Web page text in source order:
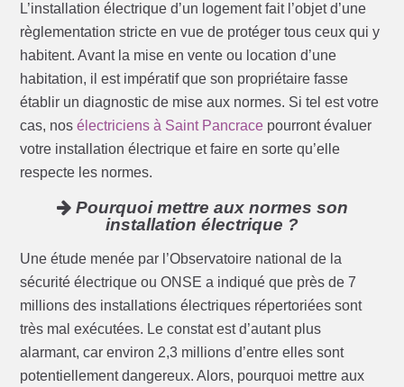
L’installation électrique d’un logement fait l’objet d’une
règlementation stricte en vue de protéger tous ceux qui y
habitent. Avant la mise en vente ou location d’une
habitation, il est impératif que son propriétaire fasse
établir un diagnostic de mise aux normes. Si tel est votre
cas, nosélectriciens à Saint Pancrace pourront évaluer
votre installation électrique et faire en sorte qu’elle
respecte les normes.
Pourquoi mettre aux normes son
installation électrique ?
Une étude menée par l’Observatoire national de la
sécurité électrique ou ONSE a indiqué que près de 7
millions des installations électriques répertoriées sont
très mal exécutées. Le constat est d’autant plus
alarmant, car environ 2,3 millions d’entre elles sont
potentiellement dangereux. Alors, pourquoi mettre aux